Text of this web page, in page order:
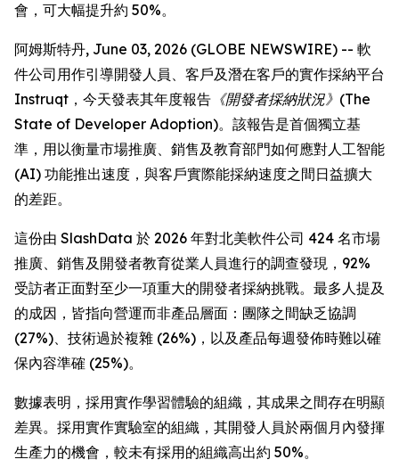
會，可大幅提升約 50%。
阿姆斯特丹, June 03, 2026 (GLOBE NEWSWIRE) -- 軟
件公司用作引導開發人員、客戶及潛在客戶的實作採納平台
Instruqt，今天發表其年度報告 《開發者採納狀況》(The
State of Developer Adoption)。該報告是首個獨立基
準，用以衡量市場推廣、銷售及教育部門如何應對人工智能
(AI) 功能推出速度，與客戶實際能採納速度之間日益擴大
的差距。
這份由 SlashData 於 2026 年對北美軟件公司 424 名市場
推廣、銷售及開發者教育從業人員進行的調查發現，92%
受訪者正面對至少一項重大的開發者採納挑戰。最多人提及
的成因，皆指向營運而非產品層面：團隊之間缺乏協調
(27%)、技術過於複雜 (26%)，以及產品每週發佈時難以確
保內容準確 (25%)。
數據表明，採用實作學習體驗的組織，其成果之間存在明顯
差異。採用實作實驗室的組織，其開發人員於兩個月內發揮
生產力的機會，較未有採用的組織高出約 50%。